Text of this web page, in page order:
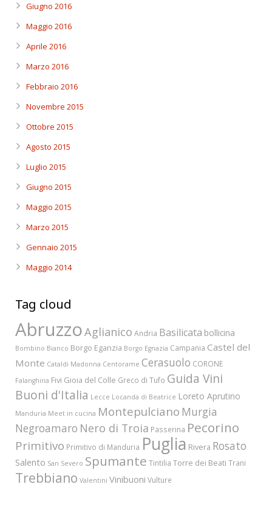
Giugno 2016
Maggio 2016
Aprile 2016
Marzo 2016
Febbraio 2016
Novembre 2015
Ottobre 2015
Agosto 2015
Luglio 2015
Giugno 2015
Maggio 2015
Marzo 2015
Gennaio 2015
Maggio 2014
Tag cloud
AbruzzoAglianico Andria Basilicata bollicina
Bombino Bianco Borgo Eganzia Borgo Egnazia Campania Castel del
Monte Cataldi Madonna Centorame Cerasuolo CORONE
Falanghina Fivi Gioia del Colle Greco di Tufo Guida Vini
Buoni d'Italia Lecce Locanda di Beatrice Loreto Aprutino
Manduria Meet in cucina Montepulciano Murgia
Negroamaro Nero di Troia Passerina Pecorino
Primitivo Primitivo di Manduria Puglia Rivera Rosato
Salento San Severo Spumante Tintilia Torre dei Beati Trani
Trebbiano Valentini Vinibuoni Vulture